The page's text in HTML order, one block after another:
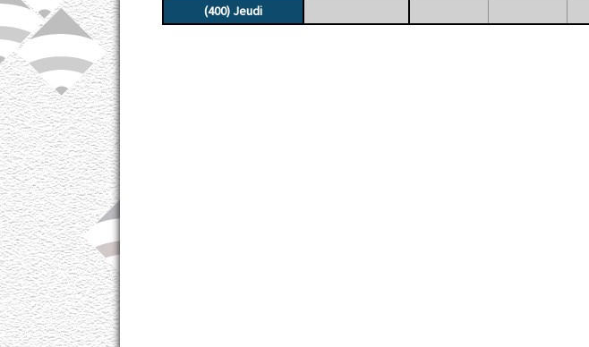
(400) Jeudi